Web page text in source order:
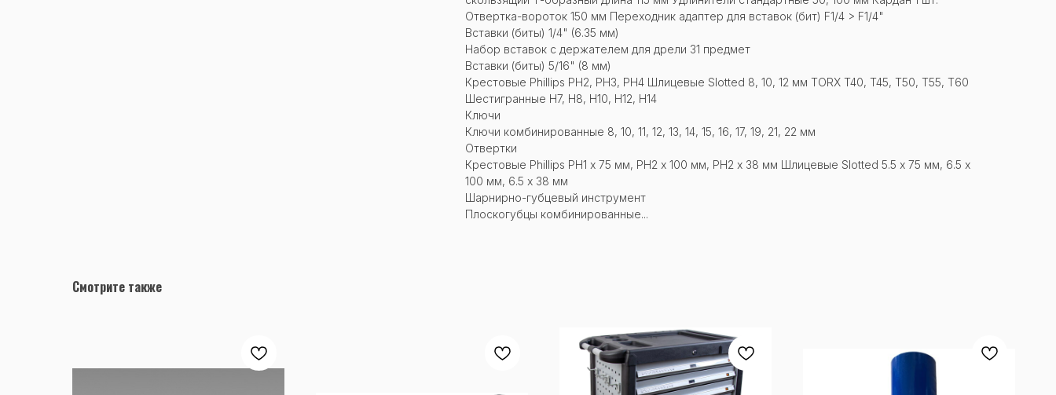
Отвертка-вороток 150 мм Переходник адаптер для вставок (бит) F1/4 > F1/4"
Вставки (биты) 1/4" (6.35 мм)
Набор вставок с держателем для дрели 31 предмет
Вставки (биты) 5/16" (8 мм)
Крестовые Phillips PH2, PH3, PH4 Шлицевые Slotted 8, 10, 12 мм TORX T40, T45, T50, T55, T60
Шестигранные H7, H8, H10, H12, H14
Ключи
Ключи комбинированные 8, 10, 11, 12, 13, 14, 15, 16, 17, 19, 21, 22 мм
Отвертки
Крестовые Phillips PH1 х 75 мм, PH2 х 100 мм, PH2 х 38 мм Шлицевые Slotted 5.5 х 75 мм, 6.5 х
100 мм, 6.5 х 38 мм
Шарнирно-губцевый инструмент
Плоскогубцы комбинированные...
Смотрите также